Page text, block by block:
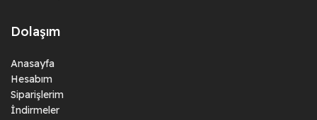
Dolaşım
Anasayfa
Hesabım
Siparişlerim
İndirmeler